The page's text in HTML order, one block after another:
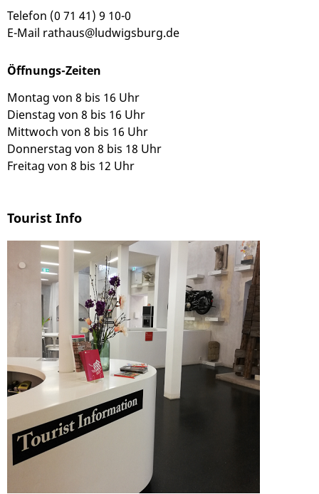
Telefon (0 71 41) 9 10-0
E-Mail rathaus@ludwigsburg.de
Öffnungs-Zeiten
Montag von 8 bis 16 Uhr
Dienstag von 8 bis 16 Uhr
Mittwoch von 8 bis 16 Uhr
Donnerstag von 8 bis 18 Uhr
Freitag von 8 bis 12 Uhr
Tourist Info